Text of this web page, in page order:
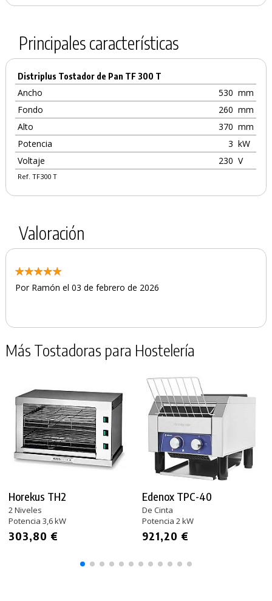
Principales características
Distriplus Tostador de Pan TF 300 T
Ancho 530 mm
Fondo
260 mm
Alto
370 mm
Potencia
3 kW
Voltaje
230 V
Ref. TF300 T
Valoración
Por Ramón el 03 de febrero de 2026
Más Tostadoras para Hostelería
Horekus TH2
2 Niveles
Potencia 3,6 kW
303,80 €
Edenox TPC-40
De Cinta
Potencia 2 kW
921,20 €